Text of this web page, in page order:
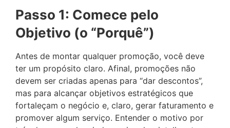
Passo 1: Comece pelo
Objetivo (o “Porquê”)
Antes de montar qualquer promoção, você deve
ter um propósito claro. Afinal, promoções não
devem ser criadas apenas para “dar descontos”,
mas para alcançar objetivos estratégicos que
fortaleçam o negócio e, claro, gerar faturamento e
promover algum serviço. Entender o motivo por